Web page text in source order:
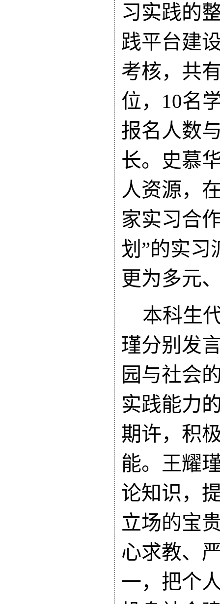
习实践的
践平台建
考核，共
位 ， 10名
报名人数
长。史慕
人资源，
家实习合
划”的实习
更为多元
本科生
瑾分别发
园与社会
实践能力
期许，积
能。王耀
论知识，
立场的宝
心求教、
一，把个